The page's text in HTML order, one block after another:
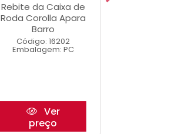
Rebite da Caixa de
Roda Corolla Apara
Barro
Código: 16202
Embalagem: PC
Ver
preço